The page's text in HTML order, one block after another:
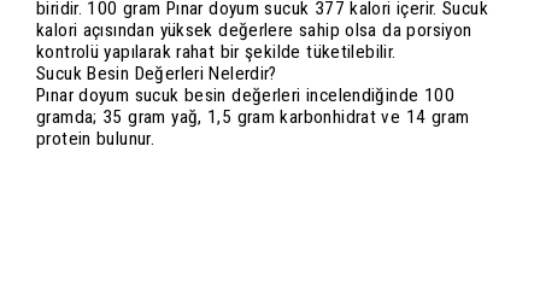
biridir. 100 gram Pınar doyum sucuk 377 kalori içerir. Sucuk
kalori açısından yüksek değerlere sahip olsa da porsiyon
kontrolü yapılarak rahat bir şekilde tüketilebilir.
Sucuk Besin Değerleri Nelerdir?
Pınar doyum sucuk besin değerleri incelendiğinde 100
gramda; 35 gram yağ, 1,5 gram karbonhidrat ve 14 gram
protein bulunur.